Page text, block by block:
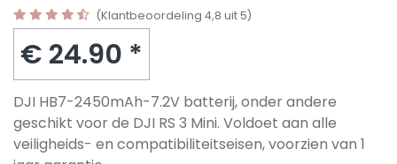
(Klantbeoordeling 4,8 uit 5)
€ 24.90 *
DJI HB7-2450mAh-7.2V batterij, onder andere
geschikt voor de DJI RS 3 Mini. Voldoet aan alle
veiligheids- en compatibiliteitseisen, voorzien van 1